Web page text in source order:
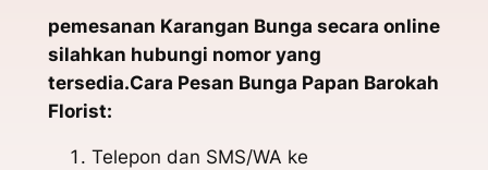
pemesanan Karangan Bunga secara online
silahkan hubungi nomor yang
tersedia.Cara Pesan Bunga Papan Barokah
Florist:
Telepon dan SMS/WA ke